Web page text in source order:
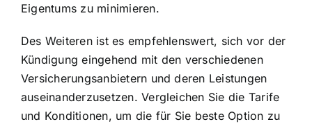
Eigentums zu minimieren.
Des Weiteren ist es empfehlenswert, sich vor der
Kündigung eingehend mit den verschiedenen
Versicherungsanbietern und deren Leistungen
auseinanderzusetzen. Vergleichen Sie die Tarife
und Konditionen, um die für Sie beste Option zu